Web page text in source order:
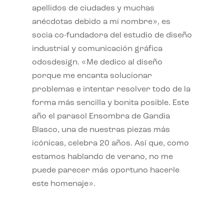
apellidos de ciudades y muchas
anécdotas debido a mi nombre», es
socia co-fundadora del estudio de diseño
industrial y comunicación gráfica
odosdesign. «Me dedico al diseño
porque me encanta solucionar
problemas e intentar resolver todo de la
forma más sencilla y bonita posible. Este
año el parasol Ensombra de Gandia
Blasco, una de nuestras piezas más
icónicas, celebra 20 años. Así que, como
estamos hablando de verano, no me
puede parecer más oportuno hacerle
este homenaje».